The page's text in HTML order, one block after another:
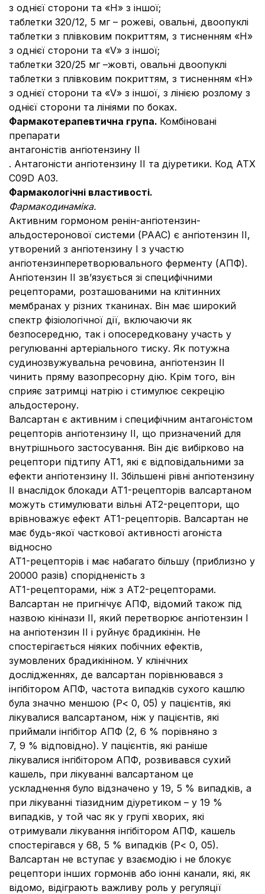
з однієї сторони та «H» з іншої;
таблетки 320/12, 5 мг – рожеві, овальні, двоопуклі
таблетки з плівковим покриттям, з тисненням «H»
з однієї сторони та «V» з іншої;
таблетки 320/25 мг –жовті, овальні двоопуклі
таблетки з плівковим покриттям, з тисненням «H»
з однієї сторони та «V» з іншої, з лінією розлому з
однієї сторони та лініями по боках.
Фармакотерапевтична група. Комбіновані
препарати
антагоністів ангіотензину ІІ
. Антагоністи ангіотензину ІІ та діуретики. Код АТХ
С09D A03.
Фармакологічні властивості.
Фармакодинаміка.
Активним гормоном ренін-ангіотензин-
альдостеронової системи (РААС) є ангіотензин ІІ,
утворений з ангіотензину І з участю
ангіотензинперетворювального ферменту (АПФ).
Ангіотензин ІІ зв’язується зі специфічними
рецепторами, розташованими на клітинних
мембранах у різних тканинах. Він має широкий
спектр фізіологічної дії, включаючи як
безпосередню, так і опосередковану участь у
регулюванні артеріального тиску. Як потужна
судинозвужувальна речовина, ангіотензин ІІ
чинить пряму вазопресорну дію. Крім того, він
сприяє затримці натрію і стимулює секрецію
альдостерону.
Валсартан є активним і специфічним антагоністом
рецепторів ангіотензину ІІ, що призначений для
внутрішнього застосування. Він діє вибірково на
рецептори підтипу АТ1, які є відповідальними за
ефекти ангіотензину ІІ. Збільшені рівні ангіотензину
II внаслідок блокади АТ1-рецепторів валсартаном
можуть стимулювати вільні АТ2-рецептори, що
врівноважує ефект АТ1-рецепторів. Валсартан не
має будь-якої часткової активності агоніста
відносно
АТ1-рецепторів і має набагато більшу (приблизно у
20000 разів) спорідненість з
АТ1-рецепторами, ніж з АТ2-рецепторами.
Валсартан не пригнічує АПФ, відомий також під
назвою кінінази ІІ, який перетворює ангіотензин І
на ангіотензин ІІ і руйнує брадикінін. Не
спостерігається ніяких побічних ефектів,
зумовлених брадикініном. У клінічних
дослідженнях, де валсартан порівнювався з
інгібітором АПФ, частота випадків сухого кашлю
була значно меншою (Р< 0, 05) у пацієнтів, які
лікувалися валсартаном, ніж у пацієнтів, які
приймали інгібітор АПФ (2, 6 % порівняно з
7, 9 % відповідно). У пацієнтів, які раніше
лікувалися інгібітором АПФ, розвивався сухий
кашель, при лікуванні валсартаном це
ускладнення було відзначено у 19, 5 % випадків, а
при лікуванні тіазидним діуретиком – у 19 %
випадків, у той час як у групі хворих, які
отримували лікування інгібітором АПФ, кашель
спостерігався у 68, 5 % випадків (Р< 0, 05).
Валсартан не вступає у взаємодію і не блокує
рецептори інших гормонів або іонні канали, які, як
відомо, відіграють важливу роль у регуляції